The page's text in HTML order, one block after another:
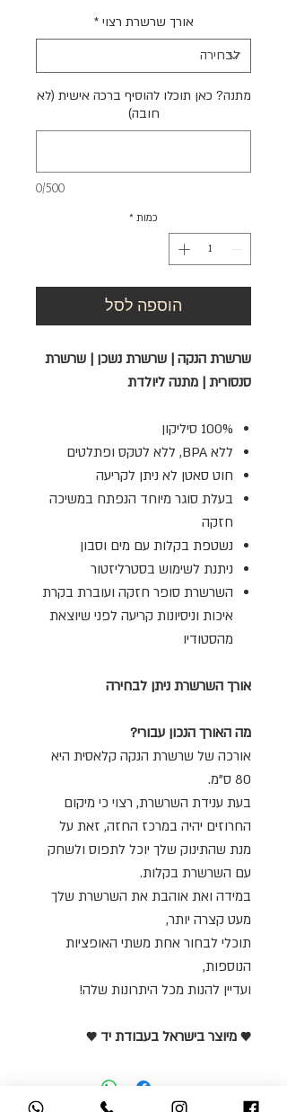
אורך שרשרת רצוי *
מתנה? כאן תוכלו להוסיף ברכה אישית (לא
חובה)
0/500
כמות *
הוספה לסל
שרשרת הנקה | שרשרת נשכן | שרשרת
סנסורית | מתנה ליולדת
100% סיליקון
ללא BPA, ללא לטקס ופתלטים
חוט סאטן לא ניתן לקריעה
בעלת סוגר מיוחד הנפתח במשיכה
חזקה
נשטפת בקלות עם מים וסבון
ניתנת לשימוש בסטרליזטור
השרשרת סופר חזקה ועוברת בקרת
איכות וניסיונות קריעה לפני שיוצאת
מהסטודיו
אורך השרשרת ניתן לבחירה
מה האורך הנכון עבורי?
אורכה של שרשרת הנקה קלאסית היא
80 ס"מ.
בעת ענידת השרשרת, רצוי כי מיקום
החרוזים יהיה במרכז החזה, זאת על
מנת שהתינוק שלך יוכל לתפוס ולשחק
עם השרשרת בקלות.
במידה ואת אוהבת את השרשרת שלך
מעט קצרה יותר,
תוכלי לבחור אחת משתי האופציות
הנוספות,
ועדיין להנות מכל היתרונות שלה!
♥️ מיוצר בישראל בעבודת יד ♥️